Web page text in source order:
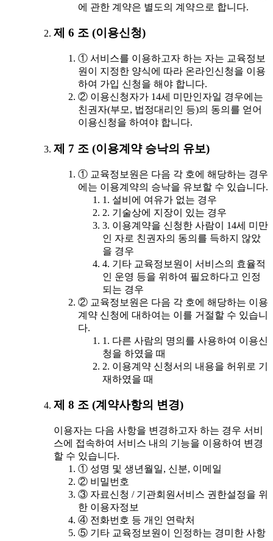
에 관한 계약은 별도의 계약으로 합니다.
제 6 조 (이용신청)
① 서비스를 이용하고자 하는 자는 교육정보
원이 지정한 양식에 따라 온라인신청을 이용
하여 가입 신청을 해야 합니다.
② 이용신청자가 14세 미만인자일 경우에는
친권자(부모, 법정대리인 등)의 동의를 얻어
이용신청을 하여야 합니다.
제 7 조 (이용계약 승낙의 유보)
① 교육정보원은 다음 각 호에 해당하는 경우
에는 이용계약의 승낙을 유보할 수 있습니다.
1. 설비에 여유가 없는 경우
2. 기술상에 지장이 있는 경우
3. 이용계약을 신청한 사람이 14세 미만
인 자로 친권자의 동의를 득하지 않았
을 경우
4. 기타 교육정보원이 서비스의 효율적
인 운영 등을 위하여 필요하다고 인정
되는 경우
② 교육정보원은 다음 각 호에 해당하는 이용
계약 신청에 대하여는 이를 거절할 수 있습니
다.
1. 다른 사람의 명의를 사용하여 이용신
청을 하였을 때
2. 이용계약 신청서의 내용을 허위로 기
재하였을 때
제 8 조 (계약사항의 변경)
이용자는 다음 사항을 변경하고자 하는 경우 서비
스에 접속하여 서비스 내의 기능을 이용하여 변경
할 수 있습니다.
① 성명 및 생년월일, 신분, 이메일
② 비밀번호
③ 자료신청 / 기관회원서비스 권한설정을 위
한 이용자정보
④ 전화번호 등 개인 연락처
⑤ 기타 교육정보원이 인정하는 경미한 사항